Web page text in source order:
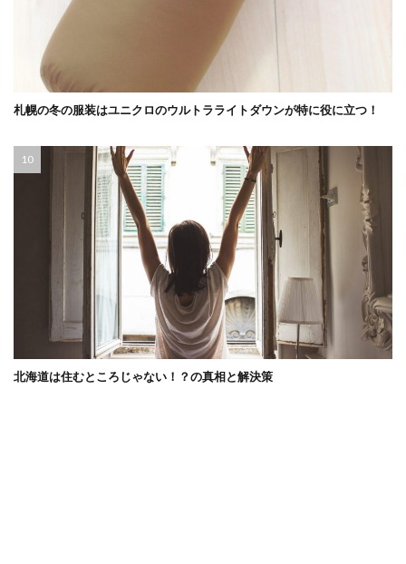
札幌の冬の服装はユニクロのウルトラライトダウンが特に役に立つ！
北海道は住むところじゃない！？の真相と解決策